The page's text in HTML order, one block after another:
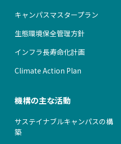
キャンパスマスタープラン
生態環境保全管理方針
インフラ長寿命化計画
Climate Action Plan
機構の主な活動
サステイナブルキャンパスの構
築